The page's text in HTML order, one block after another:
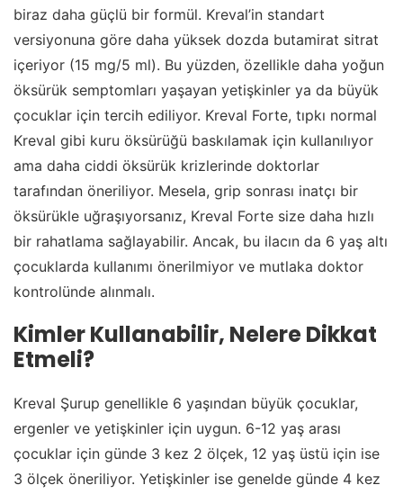
biraz daha güçlü bir formül. Kreval’in standart
versiyonuna göre daha yüksek dozda butamirat sitrat
içeriyor (15 mg/5 ml). Bu yüzden, özellikle daha yoğun
öksürük semptomları yaşayan yetişkinler ya da büyük
çocuklar için tercih ediliyor. Kreval Forte, tıpkı normal
Kreval gibi kuru öksürüğü baskılamak için kullanılıyor
ama daha ciddi öksürük krizlerinde doktorlar
tarafından öneriliyor. Mesela, grip sonrası inatçı bir
öksürükle uğraşıyorsanız, Kreval Forte size daha hızlı
bir rahatlama sağlayabilir. Ancak, bu ilacın da 6 yaş altı
çocuklarda kullanımı önerilmiyor ve mutlaka doktor
kontrolünde alınmalı.
Kimler Kullanabilir, Nelere Dikkat
Etmeli?
Kreval Şurup genellikle 6 yaşından büyük çocuklar,
ergenler ve yetişkinler için uygun. 6-12 yaş arası
çocuklar için günde 3 kez 2 ölçek, 12 yaş üstü için ise
3 ölçek öneriliyor. Yetişkinler ise genelde günde 4 kez